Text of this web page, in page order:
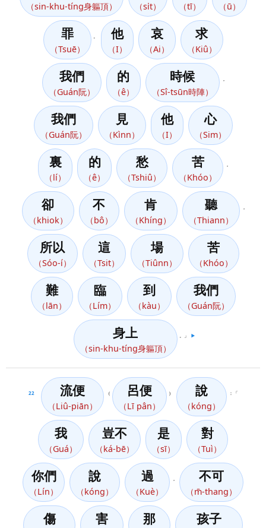
（sin-khu-tíng身軀頂） （si̍t） （tī） （ū）
罪
（Tsuē）
他
（I）
哀
（Ai）
求
（Kiû）
我們
（Guán阮）
的
（ê）
時候
（Sî-tsūn時陣）
我們
（Guán阮）
見
（Kìnn）
他
（I）
心
（Sim）
裏
（lí）
的
（ê）
愁
（Tshiû）
苦
（Khóo）
卻
（khiok）
不
（bô）
肯
（Khíng）
聽
（Thiann）
所以
（Sóo-í）
這
（Tsit）
場
（Tiûnn）
苦
（Khóo）
難
（lān）
臨
（Lím）
到
（kàu）
我們
（Guán阮）
身上
（sin-khu-tíng身軀頂）
。」 ▶️
22 流便
（Liû-piān）
（ 呂便
（Lī pân）
） 說
（kóng）
：「
我
（Guá）
豈不
（ká-bē）
是
（sī）
對
（Tuì）
你們
（Lín）
說
（kóng）
過
（Kuè）
不可
（m̄-thang）
傷 害 那 孩子